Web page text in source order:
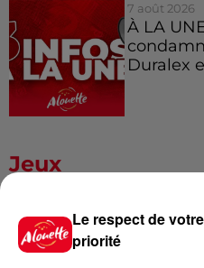
7 août 2026
À LA
Duralex
Jeux
Gagnez
festival
Le respect de
priorité